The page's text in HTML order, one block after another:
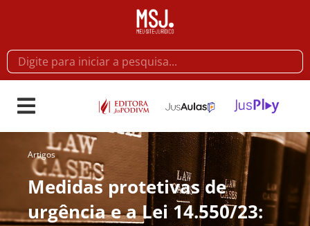
Artigos
Medidas protetivas de
urgência e a Lei 14.550/23: